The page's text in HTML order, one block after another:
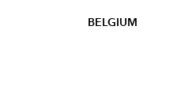
BELGIUM